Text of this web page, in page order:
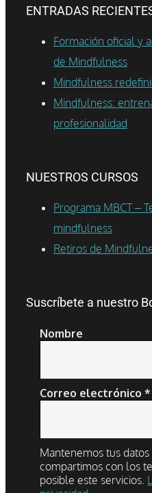
ENTRADAS
Formación oficial y
de Mindfulness
Mindfulness
Mindfulness:
profesionalidad
NUESTROS CURSOS
Programa MBCT –
mindfulness
Retiros de
Suscríbete a nuestro
Nombre
Correo electrónico *
Mantenemos tus
compartimos con los
posible este servicios.